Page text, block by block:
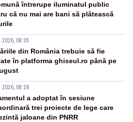
întrerupe iluminatul public
că nu mai are bani să plătească
2026, 08:35
din România trebuie să fie
în platforma ghiseul.ro până pe
2026, 08:28
a adoptat în sesiune
trei proiecte de lege care
jaloane din PNRR